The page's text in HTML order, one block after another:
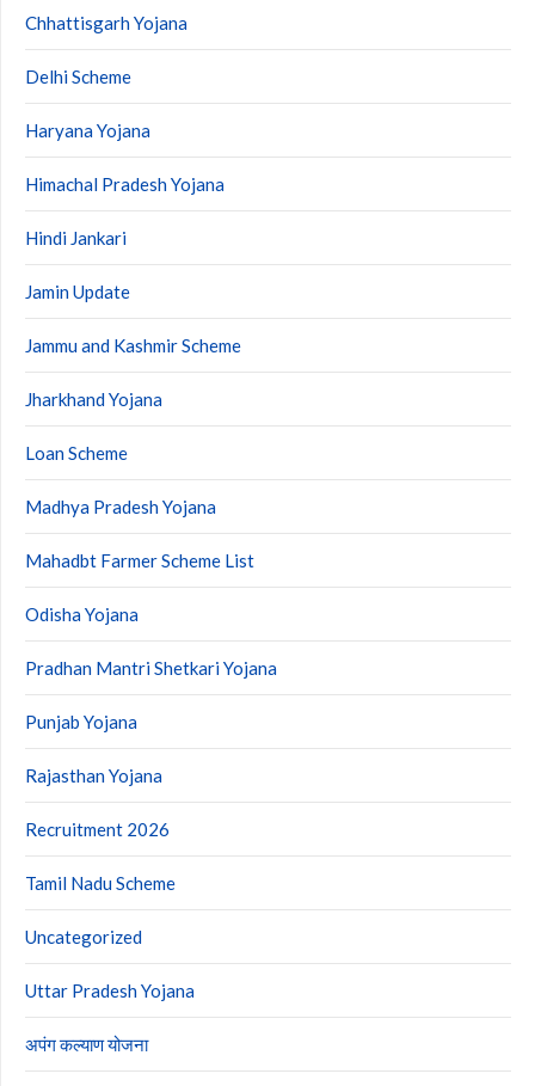
Chhattisgarh Yojana
Delhi Scheme
Haryana Yojana
Himachal Pradesh Yojana
Hindi Jankari
Jamin Update
Jammu and Kashmir Scheme
Jharkhand Yojana
Loan Scheme
Madhya Pradesh Yojana
Mahadbt Farmer Scheme List
Odisha Yojana
Pradhan Mantri Shetkari Yojana
Punjab Yojana
Rajasthan Yojana
Recruitment 2026
Tamil Nadu Scheme
Uncategorized
Uttar Pradesh Yojana
अपंग कल्याण योजना